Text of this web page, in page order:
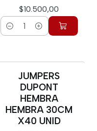
$10.500,00
Cantidad
JUMPERS
DUPONT
HEMBRA
HEMBRA 30CM
X40 UNID